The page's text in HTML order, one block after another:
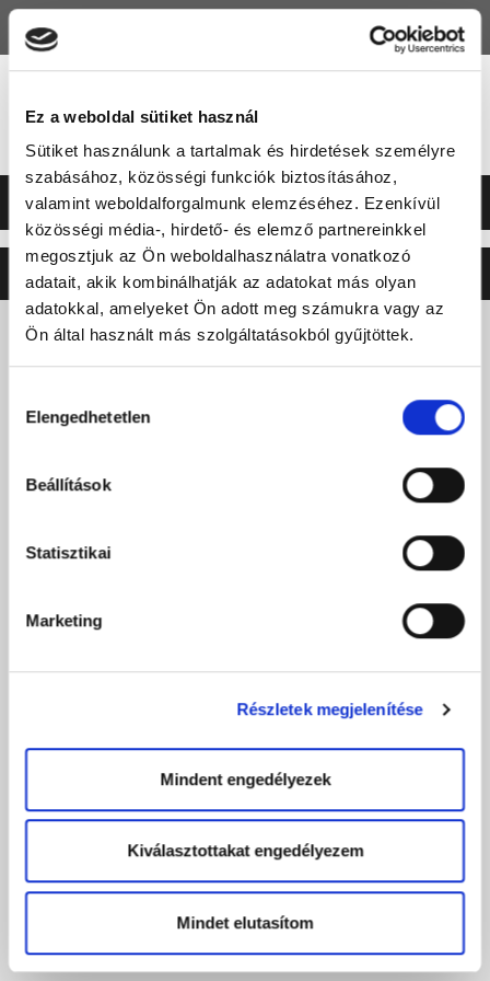
Ez a weboldal sütiket használ
Sütiket használunk a tartalmak és hirdetések személyre
szabásához, közösségi funkciók biztosításához,
valamint weboldalforgalmunk elemzéséhez. Ezenkívül
közösségi média-, hirdető- és elemző partnereinkkel
megosztjuk az Ön weboldalhasználatra vonatkozó
adatait, akik kombinálhatják az adatokat más olyan
adatokkal, amelyeket Ön adott meg számukra vagy az
Ön által használt más szolgáltatásokból gyűjtöttek.
kiválasztása
Elengedhetetlen
Beállítások
Statisztikai
Marketing
Részletek megjelenítése
Mindent engedélyezek
Kiválasztottakat engedélyezem
Mindet elutasítom
©2026 ERSTE LIGA